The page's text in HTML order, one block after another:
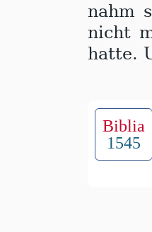
nahm
nicht
hat­te.
Biblia
1545